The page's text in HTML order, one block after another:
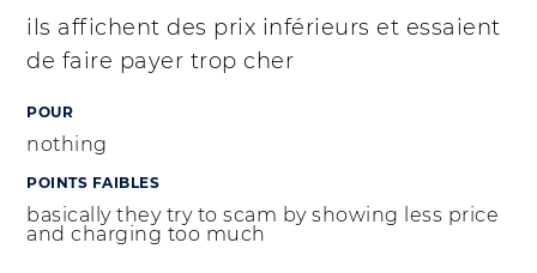
ils affichent des prix inférieurs et essaient
de faire payer trop cher
POUR
nothing
POINTS FAIBLES
basically they try to scam by showing less price
and charging too much